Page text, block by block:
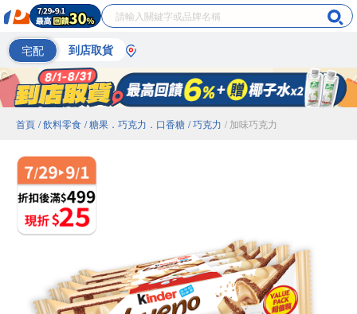
宅配 到店取貨
首頁 / 飲料零食 / 糖果．巧克力．口香糖 / 巧克力 / 加味巧克力